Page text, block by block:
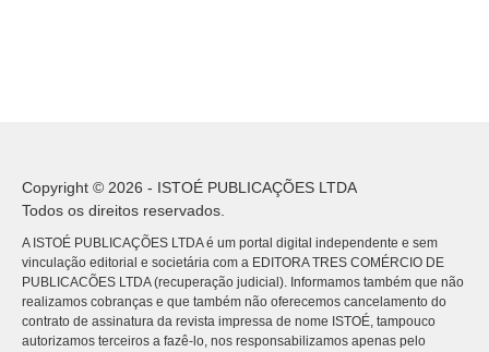
Copyright © 2026 - ISTOÉ PUBLICAÇÕES LTDA
Todos os direitos reservados.
A ISTOÉ PUBLICAÇÕES LTDA é um portal digital independente e sem
vinculação editorial e societária com a EDITORA TRES COMÉRCIO DE
PUBLICACÕES LTDA (recuperação judicial). Informamos também que não
realizamos cobranças e que também não oferecemos cancelamento do
contrato de assinatura da revista impressa de nome ISTOÉ, tampouco
autorizamos terceiros a fazê-lo, nos responsabilizamos apenas pelo